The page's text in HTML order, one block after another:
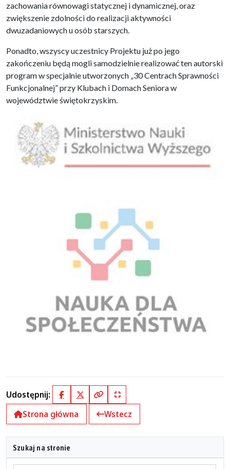
zachowania równowagi statycznej i dynamicznej, oraz
zwiększenie zdolności do realizacji aktywności
dwuzadaniowych u osób starszych.
Ponadto, wszyscy uczestnicy Projektu już po jego
zakończeniu będą mogli samodzielnie realizować ten autorski
program w specjalnie utworzonych „30 Centrach Sprawności
Funkcjonalnej” przy Klubach i Domach Seniora w
województwie świętokrzyskim.
Udostępnij: FacebookX (Twitter)
Kopiuj pełny link
Kopiuj krótki link
Strona główna
Wstecz
Szukaj na stronie